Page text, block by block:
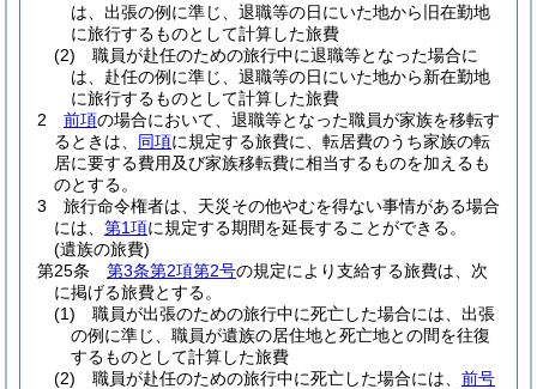
は、出張の例に準じ、退職等の日にいた地から旧在勤地
に旅行するものとして計算した旅費
(2)
職員が赴任のための旅行中に退職等となった場合に
は、赴任の例に準じ、退職等の日にいた地から新在勤地
に旅行するものとして計算した旅費
2
前項の場合において、退職等となった職員が家族を移転す
るときは、 同項に規定する旅費に、転居費のうち家族の転
居に要する費用及び家族移転費に相当するものを加えるも
のとする。
3
旅行命令権者は、天災その他やむを得ない事情がある場合
には、 第1項に規定する期間を延長することができる。
(遺族の旅費)
第25条
第3条第2項第2号の規定により支給する旅費は、次
に掲げる旅費とする。
(1)
職員が出張のための旅行中に死亡した場合には、出張
の例に準じ、職員が遺族の居住地と死亡地との間を往復
するものとして計算した旅費
(2)
職員が赴任のための旅行中に死亡した場合には、 前号